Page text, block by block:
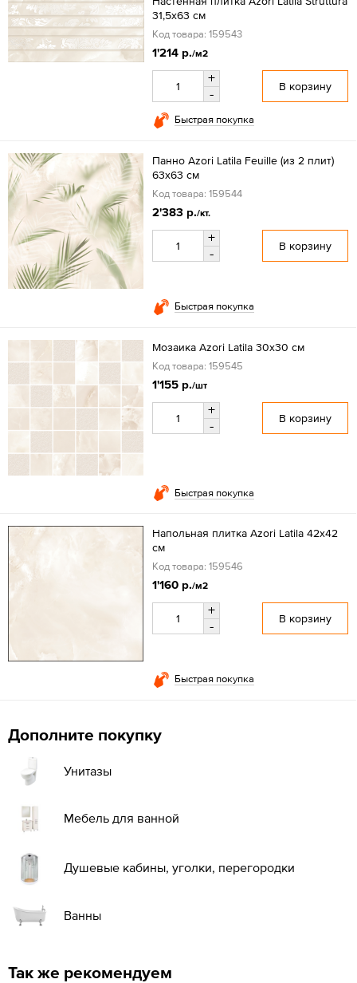
31,5x63 см
Код товара: 159543
1'214 р./м2
+
-
В корзину
Быстрая покупка
Панно Azori Latila Feuille (из 2 плит)
63x63 см
Код товара: 159544
2'383 р./кт.
+
-
В корзину
Быстрая покупка
Мозаика Azori Latila 30x30 см
Код товара: 159545
1'155 р./шт
+
-
В корзину
Быстрая покупка
Напольная плитка Azori Latila 42x42
см
Код товара: 159546
1'160 р./м2
+
-
В корзину
Быстрая покупка
Дополните покупку
Унитазы
Мебель для ванной
Душевые кабины, уголки, перегородки
Ванны
Так же рекомендуем